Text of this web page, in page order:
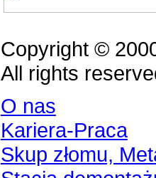
Copyright ©
All rights
O nas
Kariera-Praca
Skup złomu,